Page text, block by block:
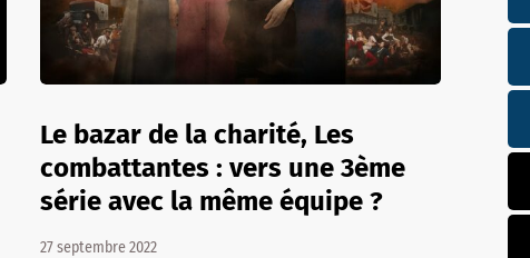
Le bazar de la charité, Les
combattantes : vers une 3ème
série avec la même équipe ?
27 septembre 2022